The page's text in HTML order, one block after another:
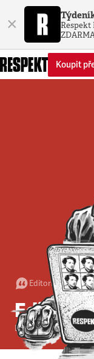
×
Respekt
Koupit
Editorial•23. 5.
Erik Tabery